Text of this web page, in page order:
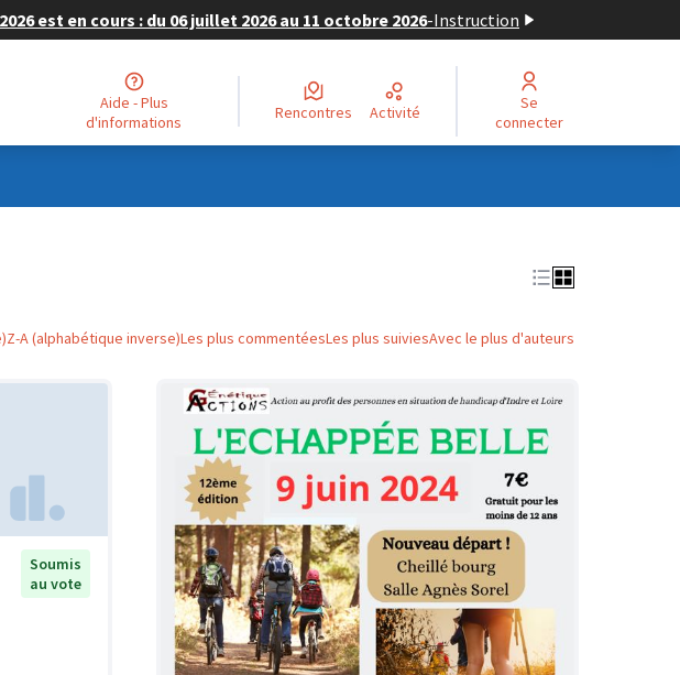
est en cours : du 06 juillet 2026 au 11 octobre 2026-Instruction
Aide - Plus
d'informations
Rencontres Activité
Se
connecter
Z-A (alphabétique inverse)Les plus commentéesLes plus suiviesAvec le plus d'auteurs
Soumis
au vote